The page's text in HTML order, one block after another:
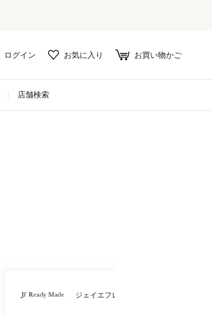
ログイン お気に入り お買い物かご
店舗検索
ジェイエフレディメイド